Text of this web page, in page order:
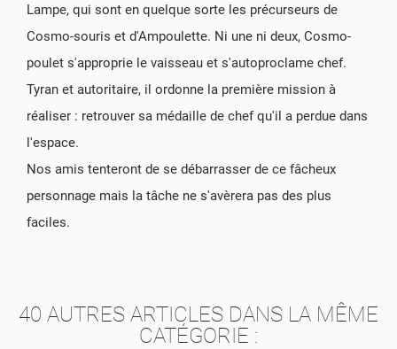
Lampe, qui sont en quelque sorte les précurseurs de
Cosmo-souris et d'Ampoulette. Ni une ni deux, Cosmo-
poulet s'approprie le vaisseau et s'autoproclame chef.
Tyran et autoritaire, il ordonne la première mission à
réaliser : retrouver sa médaille de chef qu'il a perdue dans
l'espace.
Nos amis tenteront de se débarrasser de ce fâcheux
personnage mais la tâche ne s'avèrera pas des plus
faciles.
40 AUTRES ARTICLES DANS LA MÊME
CATÉGORIE :